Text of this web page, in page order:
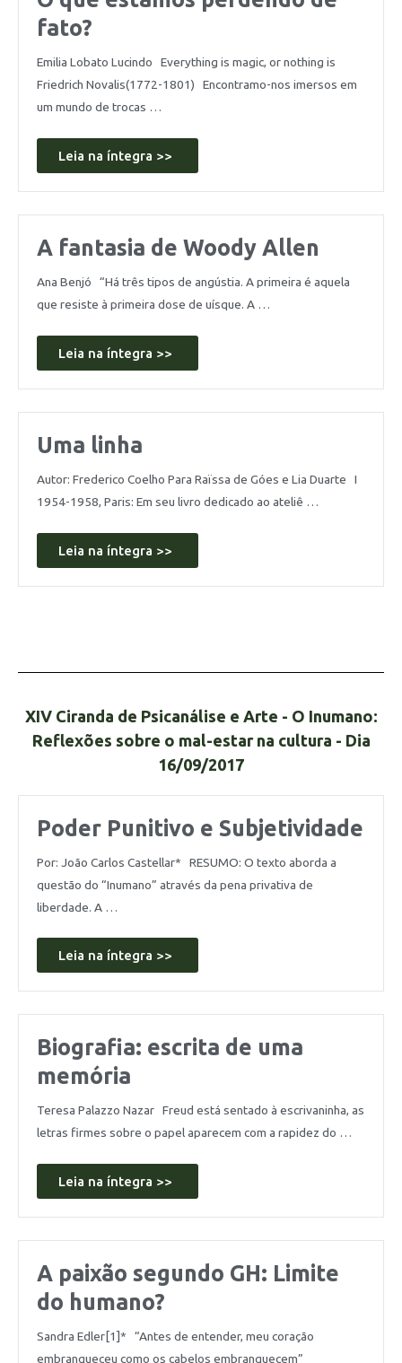
fato?
Emilia Lobato Lucindo Everything is magic, or nothing is
Friedrich Novalis(1772-1801) Encontramo-nos imersos em
um mundo de trocas …
Leia na íntegra >>
A fantasia de Woody Allen
Ana Benjó “Há três tipos de angústia. A primeira é aquela
que resiste à primeira dose de uísque. A …
Leia na íntegra >>
Uma linha
Autor: Frederico Coelho Para Raïssa de Góes e Lia Duarte I
1954-1958, Paris: Em seu livro dedicado ao ateliê …
Leia na íntegra >>
XIV Ciranda de Psicanálise e Arte - O Inumano:
Reflexões sobre o mal-estar na cultura - Dia
16/09/2017
Poder Punitivo e Subjetividade
Por: João Carlos Castellar* RESUMO: O texto aborda a
questão do “Inumano” através da pena privativa de
liberdade. A …
Leia na íntegra >>
Biografia: escrita de uma
memória
Teresa Palazzo Nazar Freud está sentado à escrivaninha, as
letras firmes sobre o papel aparecem com a rapidez do …
Leia na íntegra >>
A paixão segundo GH: Limite
do humano?
Sandra Edler[1]* “Antes de entender, meu coração
embranqueceu como os cabelos embranquecem”